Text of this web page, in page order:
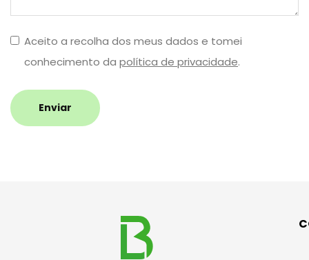
Aceito a recolha dos meus dados e tomei
conhecimento da política de privacidade.
Enviar